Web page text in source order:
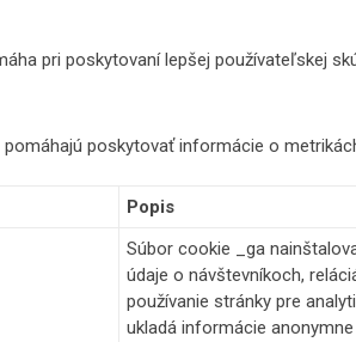
pri poskytovaní lepšej používateľskej
poskytovať informácie o
Popis
Súbor cookie _ga
údaje o návštevníkoch,
používanie stránky pre
ukladá informácie